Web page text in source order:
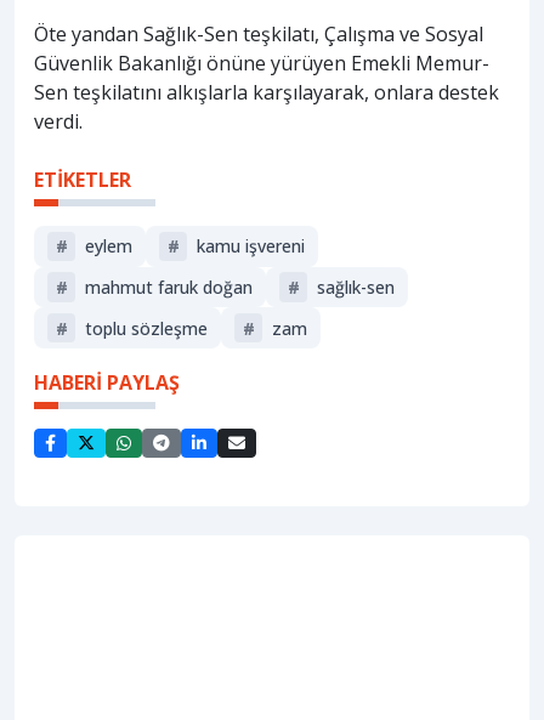
Öte yandan Sağlık-Sen teşkilatı, Çalışma ve Sosyal
Güvenlik Bakanlığı önüne yürüyen Emekli Memur-
Sen teşkilatını alkışlarla karşılayarak, onlara destek
verdi.
ETİKETLER
# eylem #
kamu işvereni
#
mahmut faruk doğan #
sağlık-sen
#
toplu sözleşme # zam
HABERİ PAYLAŞ